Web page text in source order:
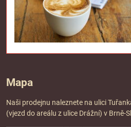
Mapa
Naši prodejnu naleznete na ulici
(vjezd do areálu z ulice Drážní) v Brně-